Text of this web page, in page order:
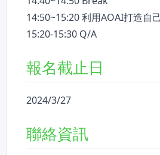
14:50~15:20 利用AOAI打造自
報名截止日
2024/3/27
聯絡資訊